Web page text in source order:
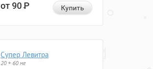
от 90Р Купить
Супер Левитра
20 + 60 мг